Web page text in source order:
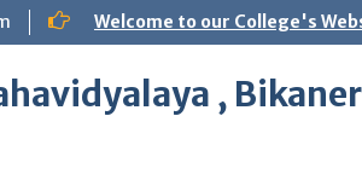
Welcome to our College's
, Bikaner